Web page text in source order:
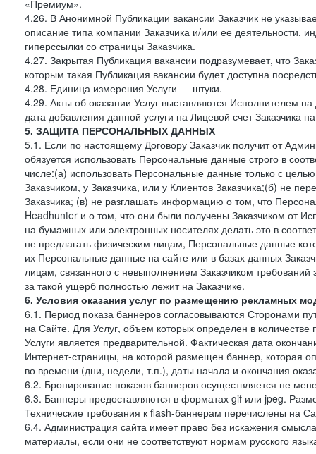
«Премиум».
4.26. В Анонимной Публикации вакансии Заказчик не
описание типа компании Заказчика и/или ее деятельности,
гиперссылки со страницы Заказчика.
4.27. Закрытая Публикация вакансии подразумевает, что
которым такая Публикация вакансии будет доступна
4.28. Единица измерения Услуги — штуки.
4.29. Акты об оказании Услуг выставляются Исполнителем
дата добавления данной услуги на Лицевой счет Заказчика
5. ЗАЩИТА ПЕРСОНАЛЬНЫХ ДАННЫХ
5.1. Если по настоящему Договору Заказчик получит от
обязуется использовать Персональные данные строго в
числе:(а) использовать Персональные данные только с
Заказчиком, у Заказчика, или у Клиентов Заказчика;(б) не
Заказчика; (в) не разглашать информацию о том, что
Headhunter и о том, что они были получены Заказчиком от
на бумажных или электронных носителях делать это в
не предлагать физическим лицам, Персональные данные
их Персональные данные на сайте или в базах данных
лицам, связанного с невыполнением Заказчиком
за такой ущерб полностью лежит на Заказчике.
6. Условия оказания услуг по размещению рекламных
6.1. Период показа баннеров согласовываются Сторонами
на Сайте. Для Услуг, объем которых определен в количестве
Услуги является предварительной. Фактическая дата
Интернет-страницы, на которой размещен баннер, которая
во времени (дни, недели, т.п.), даты начала и окончания
6.2. Бронирование показов баннеров осуществляется не
6.3. Баннеры предоставляются в форматах gif или jpeg.
Технические требования к flash-баннерам перечислены на
6.4. Администрация сайта имеет право без искажения
материалы, если они не соответствуют нормам русского